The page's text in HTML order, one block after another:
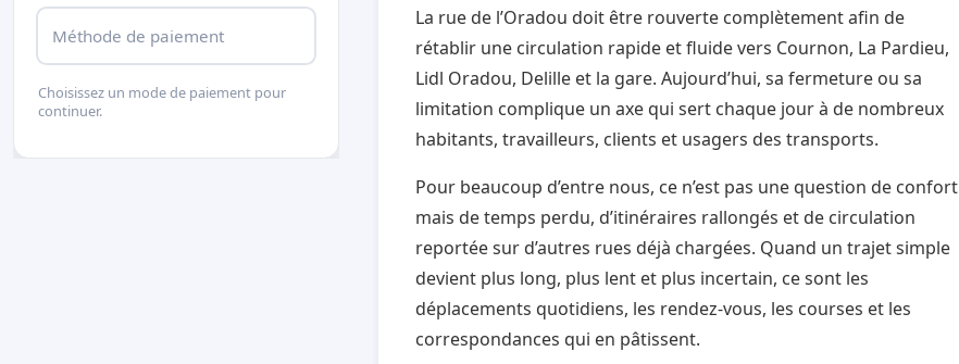
La rue de l’Oradou doit être rouverte complètement afin de
rétablir une circulation rapide et fluide vers Cournon, La Pardieu,
Lidl Oradou, Delille et la gare. Aujourd’hui, sa fermeture ou sa
limitation complique un axe qui sert chaque jour à de nombreux
habitants, travailleurs, clients et usagers des transports.
Pour beaucoup d’entre nous, ce n’est pas une question de confort
mais de temps perdu, d’itinéraires rallongés et de circulation
reportée sur d’autres rues déjà chargées. Quand un trajet simple
devient plus long, plus lent et plus incertain, ce sont les
déplacements quotidiens, les rendez-vous, les courses et les
correspondances qui en pâtissent.
Méthode de paiement
Choisissez un mode de paiement pour
continuer.